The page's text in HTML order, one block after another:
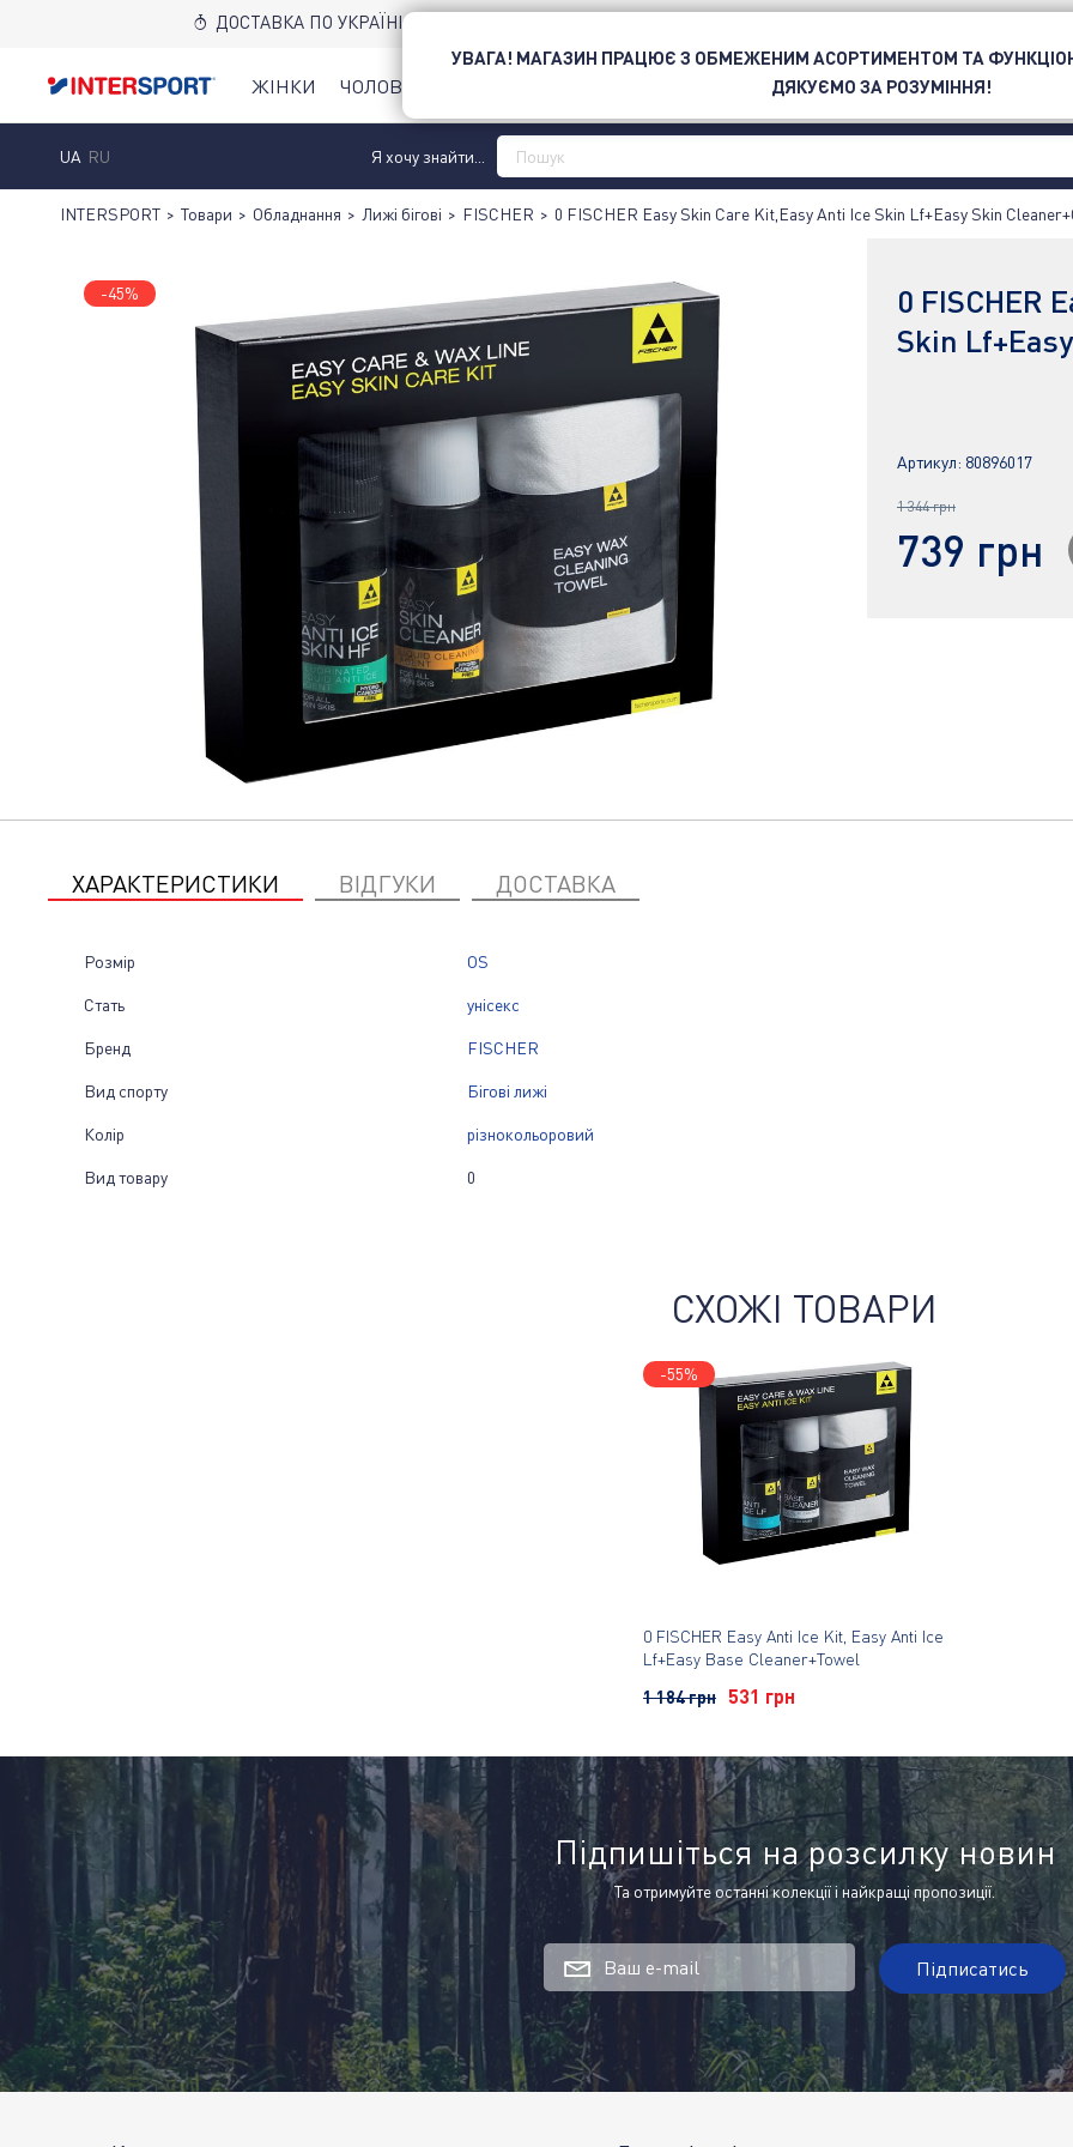
ДОСТАВКА ПО УКРАЇНІ НОВОЮ ПОШТОЮ
ЖІНКИ ЧОЛОВІКИ OUTLET
UA RU Я хочу знайти...
INTERSPORT > Товари > Обладнання > Лижі бігові > FISCHER > 0 FISCHER Easy Skin Care Kit,Easy Anti Ice Skin Lf+Easy Skin
-45%
0 FISCHER
Skin
Артикул: 80896017
1 344 грн
739 грн
ХАРАКТЕРИСТИКИ ВІДГУКИ ДОСТАВКА
Розмір OS
Стать унісекс
Бренд FISCHER
Вид спорту Бігові лижі
Колір різнокольоровий
Вид товару 0
СХОЖІ ТОВАРИ
-55%
0 FISCHER Easy Anti Ice Kit, Easy Anti Ice
Lf+Easy Base Cleaner+Towel
1 184 грн
531 грн
Підпишіться на розсилку новин
Та отримуйте останні колекції і найкращі пропозиції.
Ваш e-mail Підписатись
УВАГА! МАГАЗИН ПРАЦЮЄ З ОБМЕЖЕНИМ АСОРТИМЕНТОМ ТА
ДЯКУЄМО ЗА РОЗУМІННЯ!